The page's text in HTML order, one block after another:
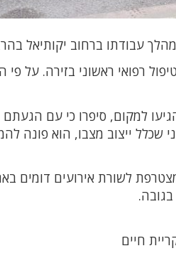
רפואי ראשוני בזירה. על פי
למקום, סיפרו כי עם
ייצוב מצבו, הוא פונה
לשורת אירועים דומים
חיים